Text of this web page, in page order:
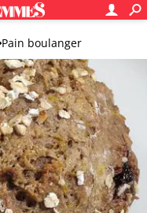
Pain boulanger